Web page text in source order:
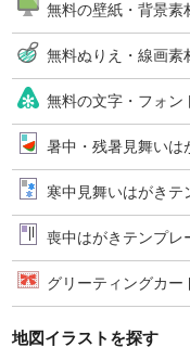
無料の壁紙・背景素
無料ぬりえ・線画素
無料の文字・フォン
暑中・残暑見舞いは
寒中見舞いはがきテ
喪中はがきテンプレ
グリーティングカー
地図イラストを探す